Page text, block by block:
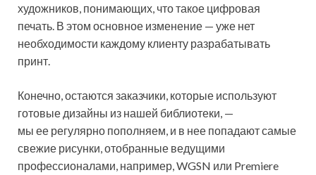
художников, понимающих, что такое цифровая
печать. В этом основное изменение — уже нет
необходимости каждому клиенту разрабатывать
принт.
Конечно, остаются заказчики, которые используют
готовые дизайны из нашей библиотеки, —
мы ее регулярно пополняем, и в нее попадают самые
свежие рисунки, отобранные ведущими
профессионалами, например, WGSN или Premiere